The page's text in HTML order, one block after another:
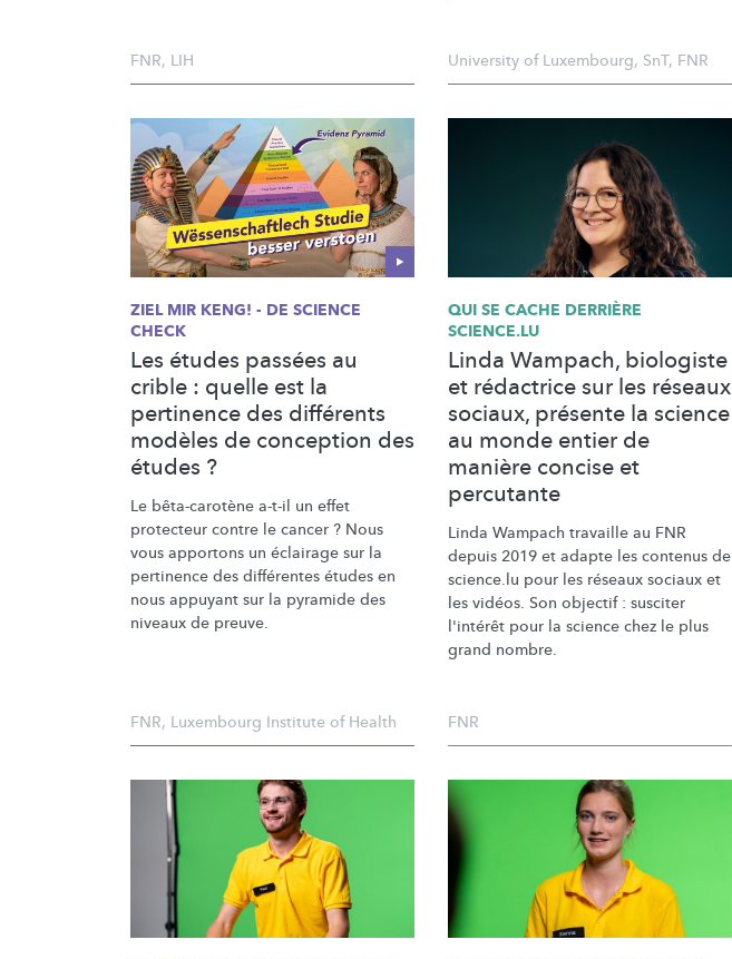
FNR, LIH University of Luxembourg, SnT, FNR
ZIEL MIR KENG! - DE SCIENCE
CHECK
Les études passées au
crible : quelle est la
pertinence des différents
modèles de conception des
études ?
Le bêta-carotène a-t-il un effet
protecteur contre le cancer ? Nous
vous apportons un éclairage sur la
pertinence des différentes études en
nous appuyant sur la pyramide des
niveaux de preuve.
FNR, Luxembourg Institute of Health
QUI SE CACHE DERRIÈRE
SCIENCE.LU
Linda Wampach, biologiste
et rédactrice sur les réseaux
sociaux, présente la science
au monde entier de
manière concise et
percutante
Linda Wampach travaille au FNR
depuis 2019 et adapte les contenus de
science.lu pour les réseaux sociaux et
les vidéos. Son objectif : susciter
l'intérêt pour la science chez le plus
grand nombre.
FNR